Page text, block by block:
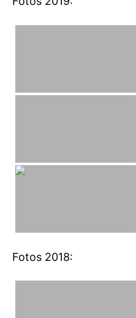
Fotos 2018: